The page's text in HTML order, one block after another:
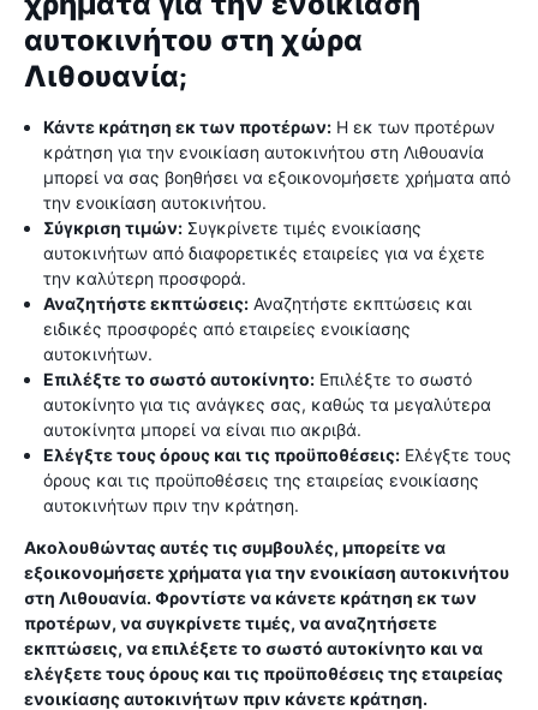
αυτοκινήτου στη χώρα
Λιθουανία;
Κάντε κράτηση εκ των προτέρων: Η εκ των προτέρων
κράτηση για την ενοικίαση αυτοκινήτου στη Λιθουανία
μπορεί να σας βοηθήσει να εξοικονομήσετε χρήματα από
την ενοικίαση αυτοκινήτου.
Σύγκριση τιμών: Συγκρίνετε τιμές ενοικίασης
αυτοκινήτων από διαφορετικές εταιρείες για να έχετε
την καλύτερη προσφορά.
Αναζητήστε εκπτώσεις: Αναζητήστε εκπτώσεις και
ειδικές προσφορές από εταιρείες ενοικίασης
αυτοκινήτων.
Επιλέξτε το σωστό αυτοκίνητο: Επιλέξτε το σωστό
αυτοκίνητο για τις ανάγκες σας, καθώς τα μεγαλύτερα
αυτοκίνητα μπορεί να είναι πιο ακριβά.
Ελέγξτε τους όρους και τις προϋποθέσεις: Ελέγξτε τους
όρους και τις προϋποθέσεις της εταιρείας ενοικίασης
αυτοκινήτων πριν την κράτηση.
Ακολουθώντας αυτές τις συμβουλές, μπορείτε να
εξοικονομήσετε χρήματα για την ενοικίαση αυτοκινήτου
στη Λιθουανία. Φροντίστε να κάνετε κράτηση εκ των
προτέρων, να συγκρίνετε τιμές, να αναζητήσετε
εκπτώσεις, να επιλέξετε το σωστό αυτοκίνητο και να
ελέγξετε τους όρους και τις προϋποθέσεις της εταιρείας
ενοικίασης αυτοκινήτων πριν κάνετε κράτηση.